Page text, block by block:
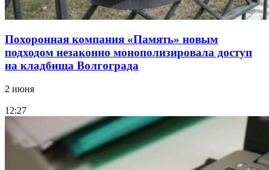
Похоронная компания «Память» новым
подходом незаконно монополизировала доступ
на кладбища Волгограда
2 июня
12:27